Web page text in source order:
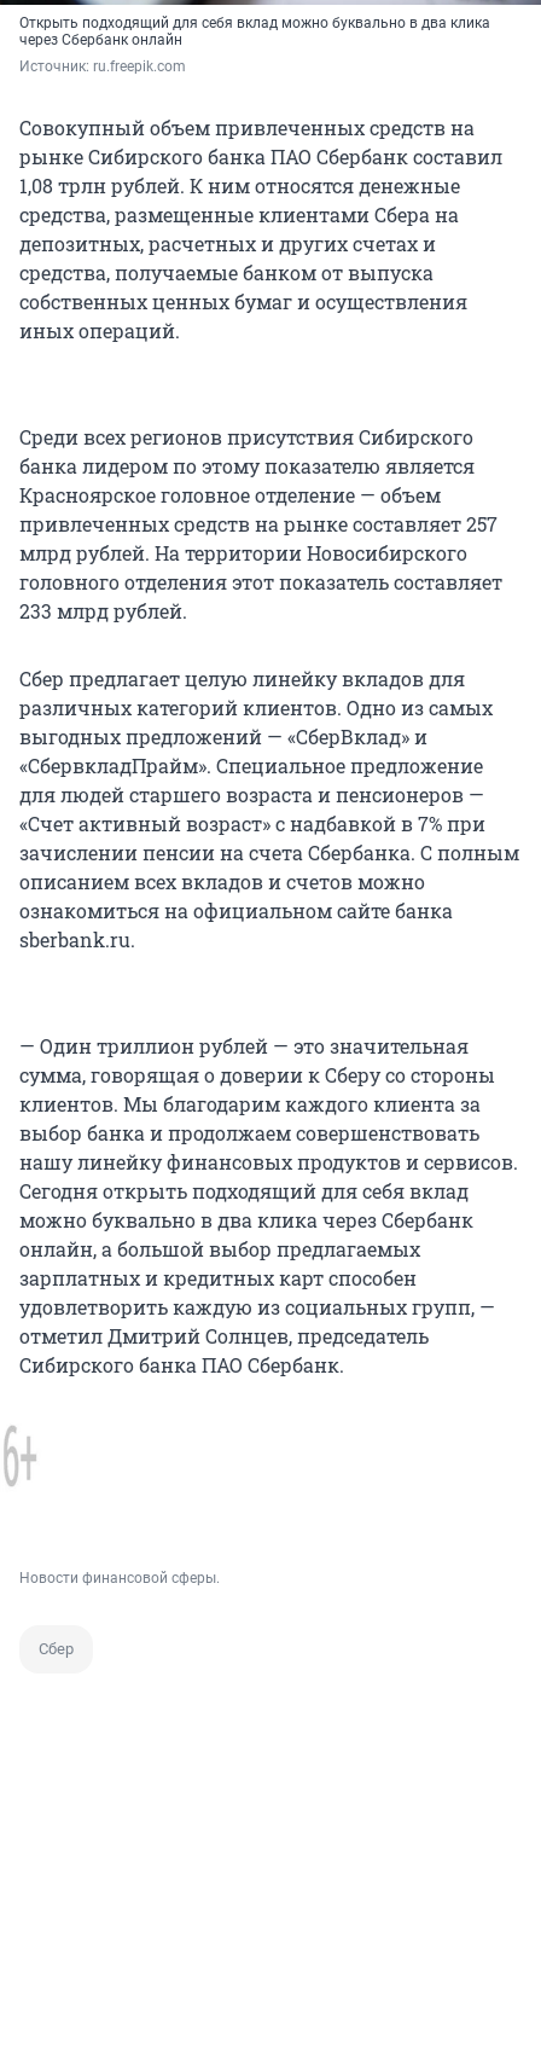
Открыть подходящий для себя вклад можно буквально в два клика
через Сбербанк онлайн
Источник: ru.freepik.com
Совокупный объем привлеченных средств на
рынке Сибирского банка ПАО Сбербанк составил
1,08 трлн рублей. К ним относятся денежные
средства, размещенные клиентами Сбера на
депозитных, расчетных и других счетах и
средства, получаемые банком от выпуска
собственных ценных бумаг и осуществления
иных операций.
Среди всех регионов присутствия Сибирского
банка лидером по этому показателю является
Красноярское головное отделение — объем
привлеченных средств на рынке составляет 257
млрд рублей. На территории Новосибирского
головного отделения этот показатель составляет
233 млрд рублей.
Сбер предлагает целую линейку вкладов для
различных категорий клиентов. Одно из самых
выгодных предложений — «СберВклад» и
«СбервкладПрайм». Специальное предложение
для людей старшего возраста и пенсионеров —
«Счет активный возраст» с надбавкой в 7% при
зачислении пенсии на счета Сбербанка. С полным
описанием всех вкладов и счетов можно
ознакомиться на официальном сайте банка
sberbank.ru.
— Один триллион рублей — это значительная
сумма, говорящая о доверии к Сберу со стороны
клиентов. Мы благодарим каждого клиента за
выбор банка и продолжаем совершенствовать
нашу линейку финансовых продуктов и сервисов.
Сегодня открыть подходящий для себя вклад
можно буквально в два клика через Сбербанк
онлайн, а большой выбор предлагаемых
зарплатных и кредитных карт способен
удовлетворить каждую из социальных групп, —
отметил Дмитрий Солнцев, председатель
Сибирского банка ПАО Сбербанк.
Новости финансовой сферы.
Сбер